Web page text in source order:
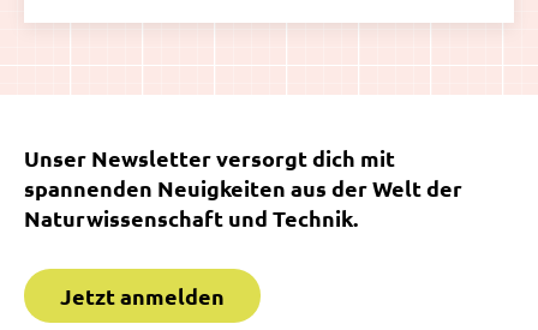
Unser Newsletter versorgt dich mit
spannenden Neuigkeiten aus der Welt der
Naturwissenschaft und Technik.
Jetzt anmelden